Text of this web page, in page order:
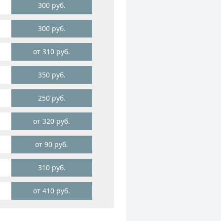
300 руб.
300 руб.
от 310 руб.
350 руб.
250 руб.
от 320 руб.
от 90 руб.
310 руб.
от 410 руб.